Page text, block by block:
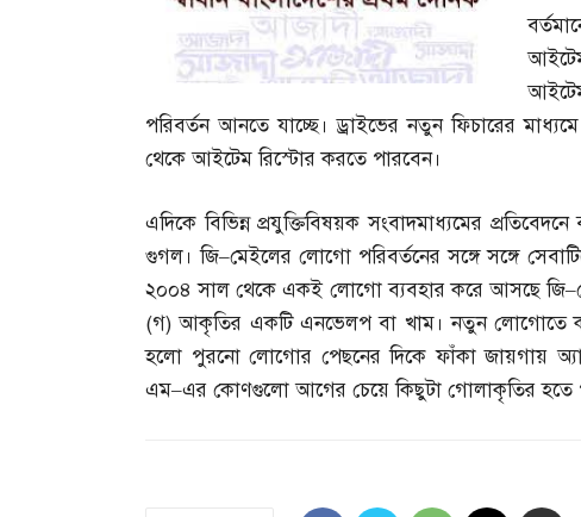
পরিবর্তন আনতে যাচ্ছে। ড্রাইভের নতুন ফিচারের
থেকে আইটেম রিস্টোর করতে পারবেন।
এদিকে বিভিন্ন প্রযুক্তিবিষয়ক সংবাদমাধ্যমের
গুগল। জি–মেইলের লোগো পরিবর্তনের সঙ্গে সঙ্গে
২০০৪ সাল থেকে একই লোগো ব্যবহার করে আসছে জি–
(গ)আকৃতির একটি এনভেলপ বা খাম। নতুন লোগোতে
হলো পুরনো লোগোর পেছনের দিকে ফাঁকা জায়গায়
এম–এর কোণগুলো আগের চেয়ে কিছুটা গোলাকৃতির হতে